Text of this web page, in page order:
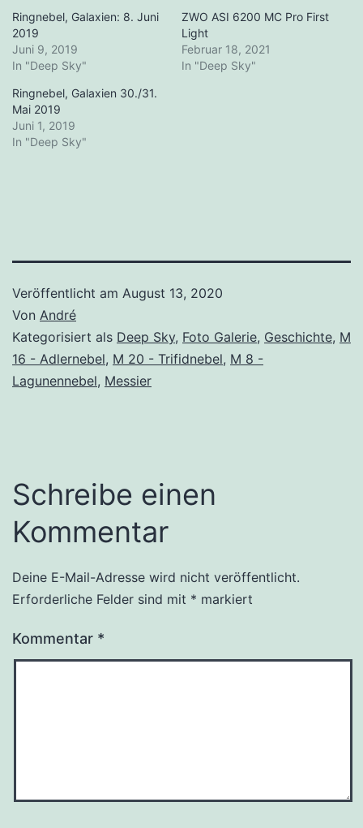
Ringnebel, Galaxien: 8. Juni
2019
Juni 9, 2019
In "Deep Sky"
ZWO ASI 6200 MC Pro First
Light
Februar 18, 2021
In "Deep Sky"
Ringnebel, Galaxien 30./31.
Mai 2019
Juni 1, 2019
In "Deep Sky"
Veröffentlicht am August 13, 2020
Von André
Kategorisiert als Deep Sky, Foto Galerie, Geschichte, M
16 - Adlernebel, M 20 - Trifidnebel, M 8 -
Lagunennebel, Messier
Schreibe einen
Kommentar
Deine E-Mail-Adresse wird nicht veröffentlicht.
Erforderliche Felder sind mit * markiert
Kommentar *